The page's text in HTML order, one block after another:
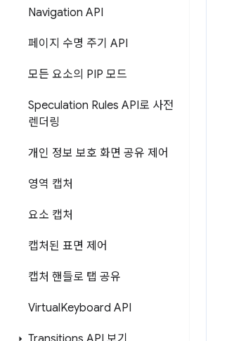
Navigation API
페이지 수명 주기 API
모든 요소의 PIP 모드
Speculation Rules API로 사전
렌더링
개인 정보 보호 화면 공유 제어
영역 캡처
요소 캡처
캡처된 표면 제어
캡처 핸들로 탭 공유
VirtualKeyboard API